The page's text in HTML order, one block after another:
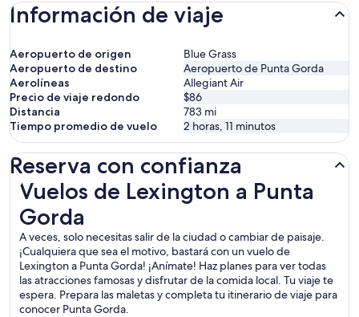
Información de viaje
Aeropuerto de origen
Blue Grass
Aeropuerto de destino
Aeropuerto de Punta Gorda
Aerolíneas
Allegiant Air
Precio de viaje redondo
$86
Distancia
783 mi
Tiempo promedio de vuelo
2 horas, 11 minutos
Reserva con confianza
Vuelos de Lexington a Punta
Gorda
A veces, solo necesitas salir de la ciudad o cambiar de paisaje.
¡Cualquiera que sea el motivo, bastará con un vuelo de
Lexington a Punta Gorda! ¡Anímate! Haz planes para ver todas
las atracciones famosas y disfrutar de la comida local. Tu viaje te
espera. Prepara las maletas y completa tu itinerario de viaje para
conocer Punta Gorda.
Vuelos de Lexington a Punta Gorda